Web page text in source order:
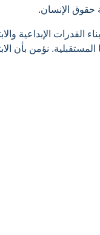
حقوق الإنسان.
الإبداعية
نؤمن بأن